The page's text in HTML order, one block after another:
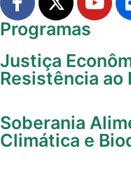
Programas
Justiça
Resistência
Soberania
Climática e